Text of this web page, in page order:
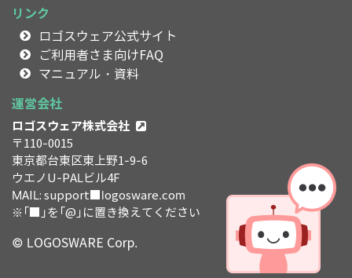
リンク
ロゴスウェア公式サイト
ご利用者さま向けFAQ
マニュアル・資料
運営会社
ロゴスウェア株式会社
〒110-0015
東京都台東区東上野1-9-6
ウエノU-PALビル4F
MAIL: support■logosware.com
※「■」を「@」に置き換えてください
© LOGOSWARE Corp.